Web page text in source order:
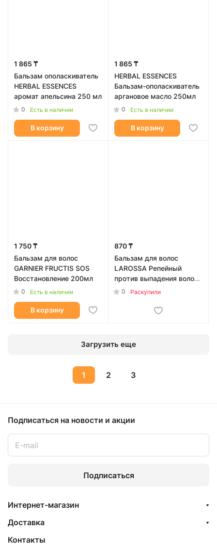
1 865 ₸
Бальзам ополаскиватель
HERBAL ESSENCES
аромат апельсина 250 мл
0 Есть в наличии
В корзину
1 865 ₸
HERBAL ESSENCES
Бальзам-ополаскиватель
аргановое масло 250мл
0 Есть в наличии
В корзину
1 750 ₸
Бальзам для волос
GARNIER FRUCTIS SOS
Восстановление 200мл
0 Есть в наличии
В корзину
870 ₸
Бальзам для волос
LAROSSA Репейный
против выпадения волос
500мл
0 Раскупили
Загрузить еще
1 2 3
Подписаться на новости и акции
Подписаться
Интернет-магазин
Доставка
Контакты